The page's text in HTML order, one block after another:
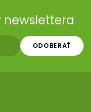
newslettera
ODOBERAŤ